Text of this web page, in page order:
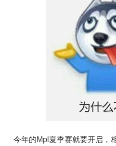
今年的Mpl夏季赛就要开启，